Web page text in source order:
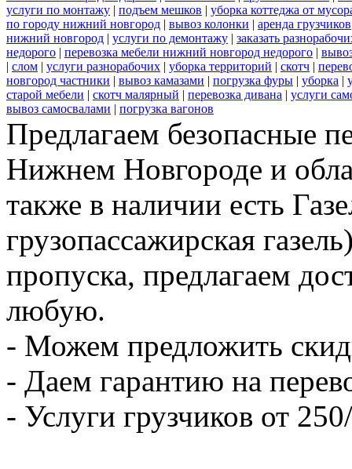
услуги по монтажу | подъем мешков | уборка коттеджа от
по городу нижний новгород | вывоз колонки | аренда грузчиков
нижний новгород | услуги по демонтажу | заказать
недорого | перевозка мебели нижний новгород недорого |
| слом | услуги разнорабочих | уборка территорий | скотч |
новгород частники | вывоз камазами | погрузка фуры | уборка |
старой мебели | скотч малярный | перевозка дивана | услуги
вывоз самосвалами | погрузка вагонов
Предлагаем безопасные
Нижнем Новгороде и
также в наличии есть
грузопассажирская
пропуска, предлагаем
любую.
- Можем предложить
- Даем гарантию на
- Услуги грузчиков от